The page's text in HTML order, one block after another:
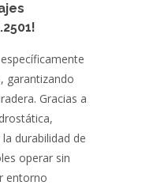
garantizando
Gracias a
durabilidad de
operar sin
entorno